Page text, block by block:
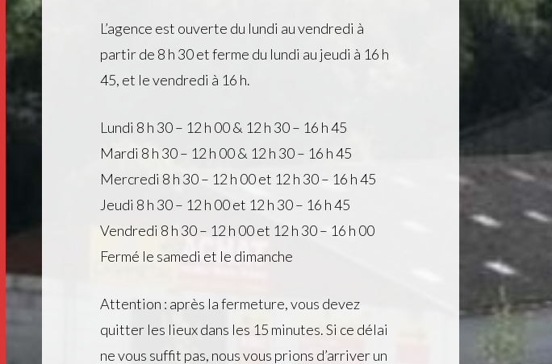
L’agence est ouverte du lundi au vendredi à
partir de 8 h 30 et ferme du lundi au jeudi à 16 h
45, et le vendredi à 16 h.
Lundi 8 h 30 – 12 h 00 & 12 h 30 – 16 h 45
Mardi 8 h 30 – 12 h 00 & 12 h 30 – 16 h 45
Mercredi 8 h 30 – 12 h 00 et 12 h 30 – 16 h 45
Jeudi 8 h 30 – 12 h 00 et 12 h 30 – 16 h 45
Vendredi 8 h 30 – 12 h 00 et 12 h 30 – 16 h 00
Fermé le samedi et le dimanche
Attention : après la fermeture, vous devez
quitter les lieux dans les 15 minutes. Si ce délai
ne vous suffit pas, nous vous prions d’arriver un